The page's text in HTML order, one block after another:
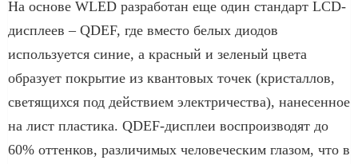
На основе WLED разработан еще один стандарт LCD-
дисплеев – QDEF, где вместо белых диодов
используется синие, а красный и зеленый цвета
образует покрытие из квантовых точек (кристаллов,
светящихся под действием электричества), нанесенное
на лист пластика. QDEF-дисплеи воспроизводят до
60% оттенков, различимых человеческим глазом, что в